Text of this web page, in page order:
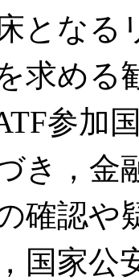
となる
求める
参加
き，金
確認や
国家公